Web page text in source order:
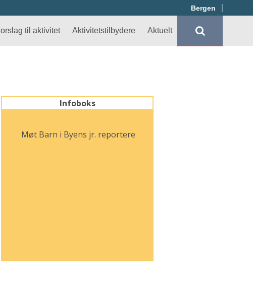
Bergen
til aktivitet Aktivitetstilbydere Aktuelt
Infoboks
Møt Barn i Byens jr. reportere